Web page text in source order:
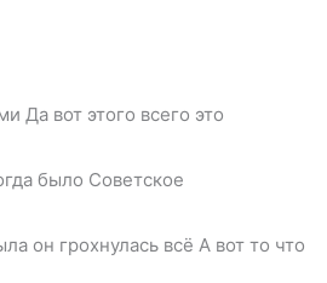
Да вот этого всего это
было Советское
он грохнулась всё А вот то что